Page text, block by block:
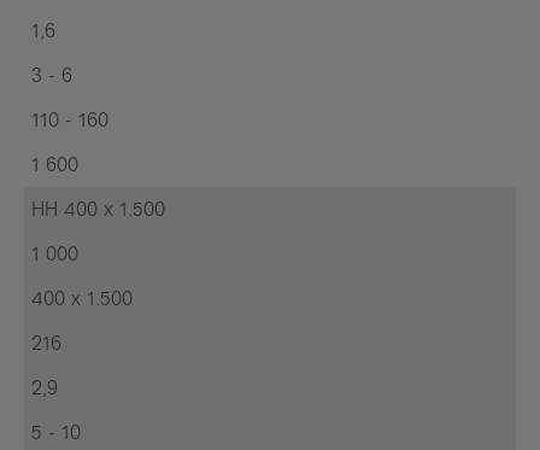
1,6
3 - 6
110 - 160
1 600
HH 400 x 1.500
1 000
400 x 1.500
216
2,9
5 - 10